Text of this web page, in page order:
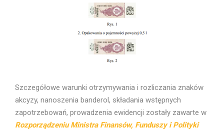
Szczegółowe warunki otrzymywania i rozliczania znaków
akcyzy, nanoszenia banderol, składania wstępnych
zapotrzebowań, prowadzenia ewidencji zostały zawarte w
Rozporządzeniu Ministra Finansów, Funduszy i Polityki